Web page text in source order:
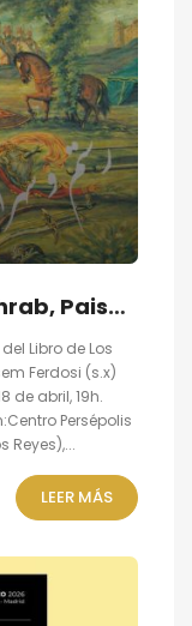
Tragedia de Rostam y Sohrab, Paisajes del Libro de Los Reyes: Conferencia, Tertulia y Recital
Libro de Los
Ferdosi (s.x)
de abril, 19h.
Persépolis
Reyes),...
LEER MÁS